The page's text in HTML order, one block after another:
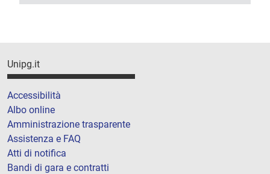
Unipg.it
Accessibilità
Albo online
Amministrazione trasparente
Assistenza e FAQ
Atti di notifica
Bandi di gara e contratti